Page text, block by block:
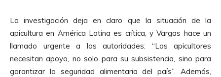
La investigación deja en claro que la situación de la
apicultura en América Latina es crítica, y Vargas hace un
llamado urgente a las autoridades: “Los apicultores
necesitan apoyo, no solo para su subsistencia, sino para
garantizar la seguridad alimentaria del país”. Además,